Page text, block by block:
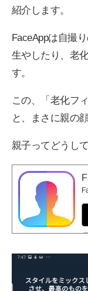
紹介します。
FaceAppは自撮
生やしたり、老
す。
この、「老化フ
と、まさに親の
親子ってどうし